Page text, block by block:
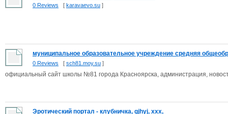
0 Reviews [ karavaevo.su ]
муниципальное образовательное учреждение средняя
0 Reviews [ sch81.moy.su ]
официальный сайт школы №81 города Красноярска, администрация,
Эротический портал - клубничка, gjhyj, ххх,